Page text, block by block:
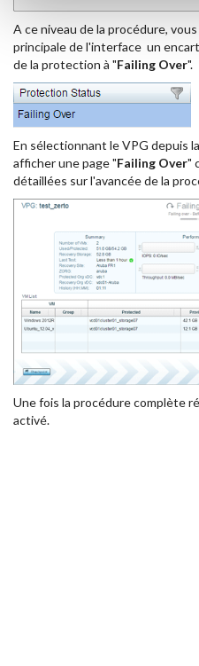
A ce niveau de la procédure,
principale de l'interface un
de la protection à "Failing Over".
En sélectionnant le VPG depuis
afficher une page "Failing Over"
détaillées sur l'avancée de la
Une fois la procédure complète
activé.